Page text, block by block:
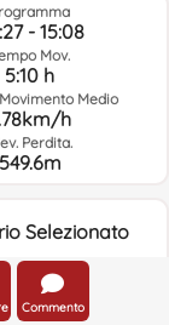
- 15:08
Mov.
5:10 h
Medio
h
Perdita.
549.6m
Selezionato
Commento